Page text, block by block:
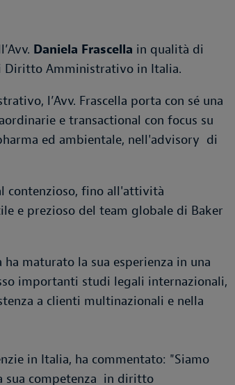
Daniela Frascella in qualità di
Diritto Amministrativo in Italia.
l’Avv. Frascella porta con sé una
e transactional con focus su
ed ambientale, nell'advisory di
contenzioso, fino all'attività
e prezioso del team globale di Baker
ha maturato la sua esperienza in una
importanti studi legali internazionali,
a clienti multinazionali e nella
in Italia, ha commentato: "Siamo
sua competenza in diritto